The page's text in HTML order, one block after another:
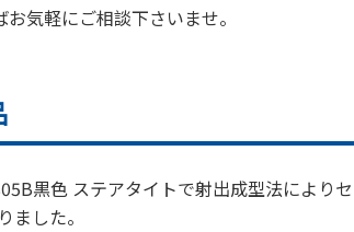
気軽にご相談下さいませ。
黒色 ステアタイトで射出成型法により
ました。